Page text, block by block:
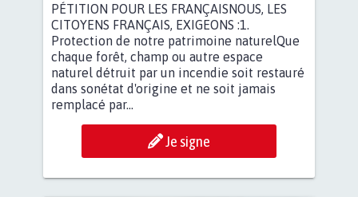
PÉTITION POUR LES FRANÇAISNOUS, LES
CITOYENS FRANÇAIS, EXIGEONS :1.
Protection de notre patrimoine naturelQue
chaque forêt, champ ou autre espace
naturel détruit par un incendie soit restauré
dans sonétat d'origine et ne soit jamais
remplacé par...
Je signe